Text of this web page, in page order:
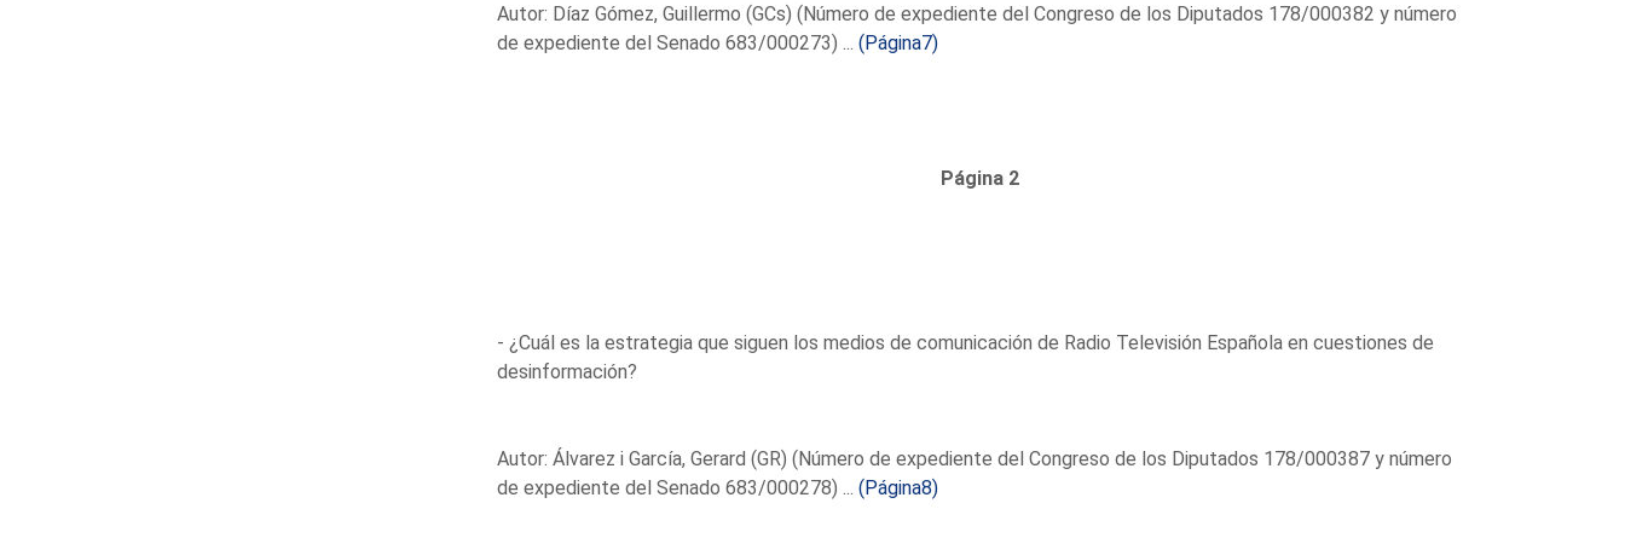
Autor: Díaz Gómez, Guillermo (GCs) (Número de expediente del Congreso de los Diputados 178/000382 y número
de expediente del Senado 683/000273) ... (Página7)
Página 2
- ¿Cuál es la estrategia que siguen los medios de comunicación de Radio Televisión Española en cuestiones de
desinformación?
Autor: Álvarez i García, Gerard (GR) (Número de expediente del Congreso de los Diputados 178/000387 y número
de expediente del Senado 683/000278) ... (Página8)